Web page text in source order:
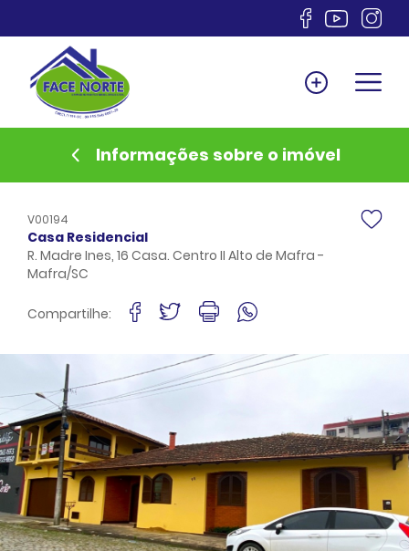
Home
Venda
Lançamentos
Documentos
Sobre
Contato
Favoritos
Anuncie
Sou Cliente
Informações sobre o imóvel
V00194
Casa Residencial
R. Madre Ines, 16 Casa. Centro II Alto de Mafra -
Mafra/SC
Compartilhe: